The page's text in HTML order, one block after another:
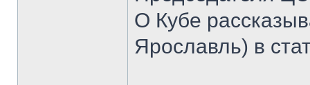
О Кубе
Ярославль) в